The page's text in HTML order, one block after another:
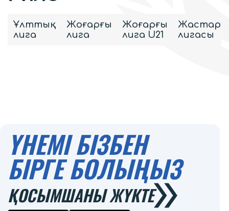
Ұлттық
лига
Жоғарғы
лига
Жоғарғы
лига U21
Жастар
лигасы
ҮНЕМІ БІЗБЕН
БІРГЕ БОЛЫҢЫЗ
ҚОСЫМШАНЫ ЖҮКТЕ